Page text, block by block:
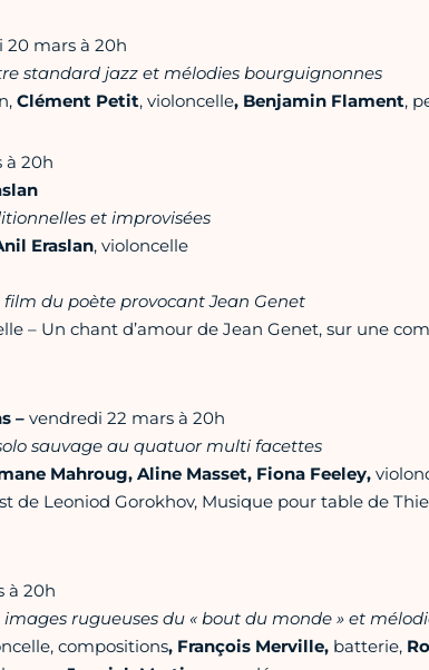
20 mars à 20h
standard jazz et mélodies bourguignonnes
Clément Petit, violoncelle, Benjamin Flament,
à 20h
et improvisées
Eraslan, violoncelle
film du poète provocant Jean Genet
– Un chant d’amour de Jean Genet, sur une
– vendredi 22 mars à 20h
sauvage au quatuor multi facettes
Mahroug, Aline Masset, Fiona Feeley,
de Leoniod Gorokhov, Musique pour table de
à 20h
rugueuses du « bout du monde » et
compositions, François Merville, batterie,